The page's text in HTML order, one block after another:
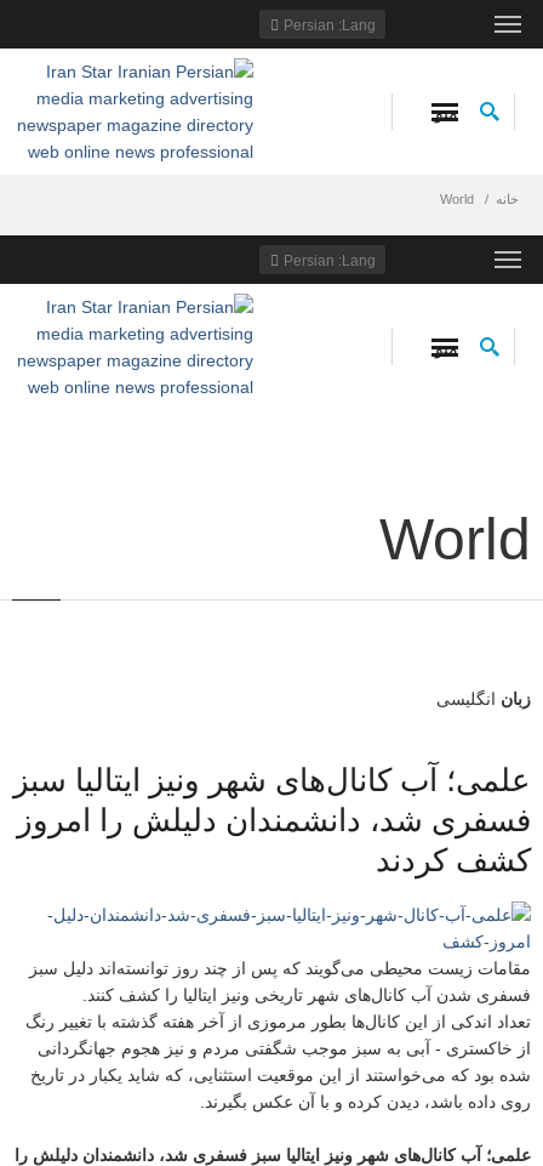
Lang
: Persian
منو
خانه World
Lang
: Persian
منو
World
زبان انگلیسی
علمی؛ آب کانال‌های شهر ونیز ایتالیا سبز
فسفری شد، دانشمندان دلیلش را امروز
کشف کردند
مقامات زیست محیطی می‌گویند که پس از چند روز توانسته‌اند دلیل سبز
فسفری شدن آب کانال‌های شهر تاریخی ونیز ایتالیا را کشف کنند.
تعداد اندکی از این کانال‌ها بطور مرموزی از آخر هفته گذشته با تغییر رنگ
از خاکستری - آبی به سبز موجب شگفتی مردم و نیز هجوم جهانگردانی
شده بود که می‌خواستند از این موقعیت استثنایی، که شاید یکبار در تاریخ
روی داده باشد، دیدن کرده و با آن عکس بگیرند.
علمی؛ آب کانال‌های شهر ونیز ایتالیا سبز فسفری شد، دانشمندان دلیلش را